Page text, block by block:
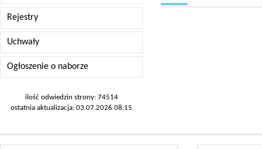
Rejestry
Uchwały
Ogłoszenie o naborze
ilość odwiedzin strony: 74514
ostatnia aktualizacja: 03.07.2026 08:15